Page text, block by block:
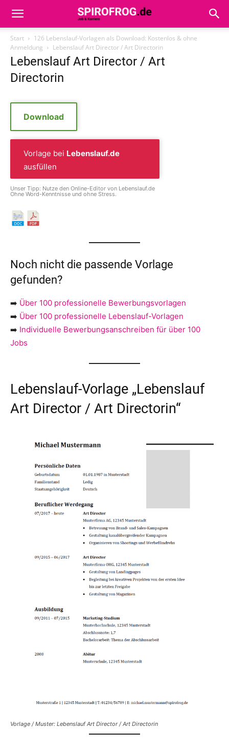
Start
126 Lebenslauf-Vorlagen als Download: Kostenlos & ohne
Anmeldung
Lebenslauf Art Director / Art Directorin
Lebenslauf Art Director / Art
Directorin
Download
Vorlage bei Lebenslauf.de
ausfüllen
Unser Tipp: Nutze den Online-Editor von Lebenslauf.de
Ohne Word-Kenntnisse und ohne Stress.
Noch nicht die passende Vorlage
gefunden?
➡️ Über 100 professionelle Bewerbungsvorlagen
➡️ Über 100 professionelle Lebenslauf-Vorlagen
➡️ Individuelle Bewerbungsanschreiben für über 100
Jobs
Lebenslauf-Vorlage „Lebenslauf
Art Director / Art Directorin“
Vorlage / Muster: Lebenslauf Art Director / Art Directorin